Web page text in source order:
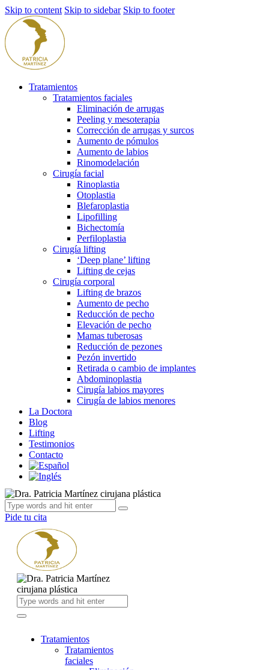
Skip to content Skip to sidebar Skip to footer
Tratamientos
Tratamientos faciales
Eliminación de arrugas
Peeling y mesoterapia
Corrección de arrugas y surcos
Aumento de pómulos
Aumento de labios
Rinomodelación
Cirugía facial
Rinoplastia
Otoplastia
Blefaroplastia
Lipofilling
Bichectomía
Perfiloplastia
Cirugía lifting
‘Deep plane’ lifting
Lifting de cejas
Cirugía corporal
Lifting de brazos
Aumento de pecho
Reducción de pecho
Elevación de pecho
Mamas tuberosas
Reducción de pezones
Pezón invertido
Retirada o cambio de implantes
Abdominoplastia
Cirugía labios mayores
Cirugía de labios menores
La Doctora
Blog
Lifting
Testimonios
Contacto
Pide tu cita
Tratamientos
Tratamientos
faciales